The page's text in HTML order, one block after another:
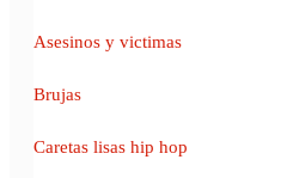
Asesinos y victimas
Brujas
Caretas lisas hip hop